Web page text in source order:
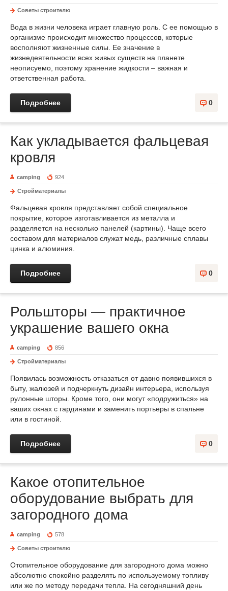
Советы строителю
Вода в жизни человека играет главную роль. С ее помощью в
организме происходит множество процессов, которые
восполняют жизненные силы. Ее значение в
жизнедеятельности всех живых существ на планете
неописуемо, поэтому хранение жидкости – важная и
ответственная работа.
0
Подробнее
Как укладывается фальцевая
кровля
camping 924
Стройматериалы
Фальцевая кровля представляет собой специальное
покрытие, которое изготавливается из металла и
разделяется на несколько панелей (картины). Чаще всего
составом для материалов служат медь, различные сплавы
цинка и алюминия.
0
Подробнее
Рольшторы — практичное
украшение вашего окна
camping 856
Стройматериалы
Появилась возможность отказаться от давно появившихся в
быту, жалюзей и подчеркнуть дизайн интерьера, используя
рулонные шторы. Кроме того, они могут «подружиться» на
ваших окнах с гардинами и заменить портьеры в спальне
или в гостиной.
0
Подробнее
Какое отопительное
оборудование выбрать для
загородного дома
camping 578
Советы строителю
Отопительное оборудование для загородного дома можно
абсолютно спокойно разделять по используемому топливу
или же по методу передачи тепла. На сегодняшний день